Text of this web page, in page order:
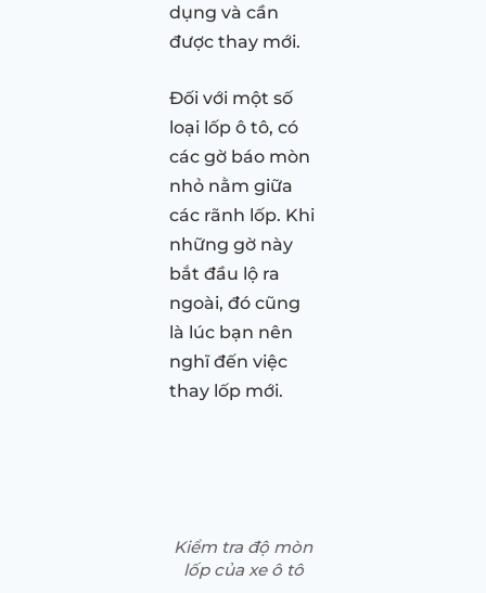
dụng và cần
được thay mới.
Đối với một số
loại lốp ô tô, có
các gờ báo mòn
nhỏ nằm giữa
các rãnh lốp. Khi
những gờ này
bắt đầu lộ ra
ngoài, đó cũng
là lúc bạn nên
nghĩ đến việc
thay lốp mới.
Kiểm tra độ mòn
lốp của xe ô tô